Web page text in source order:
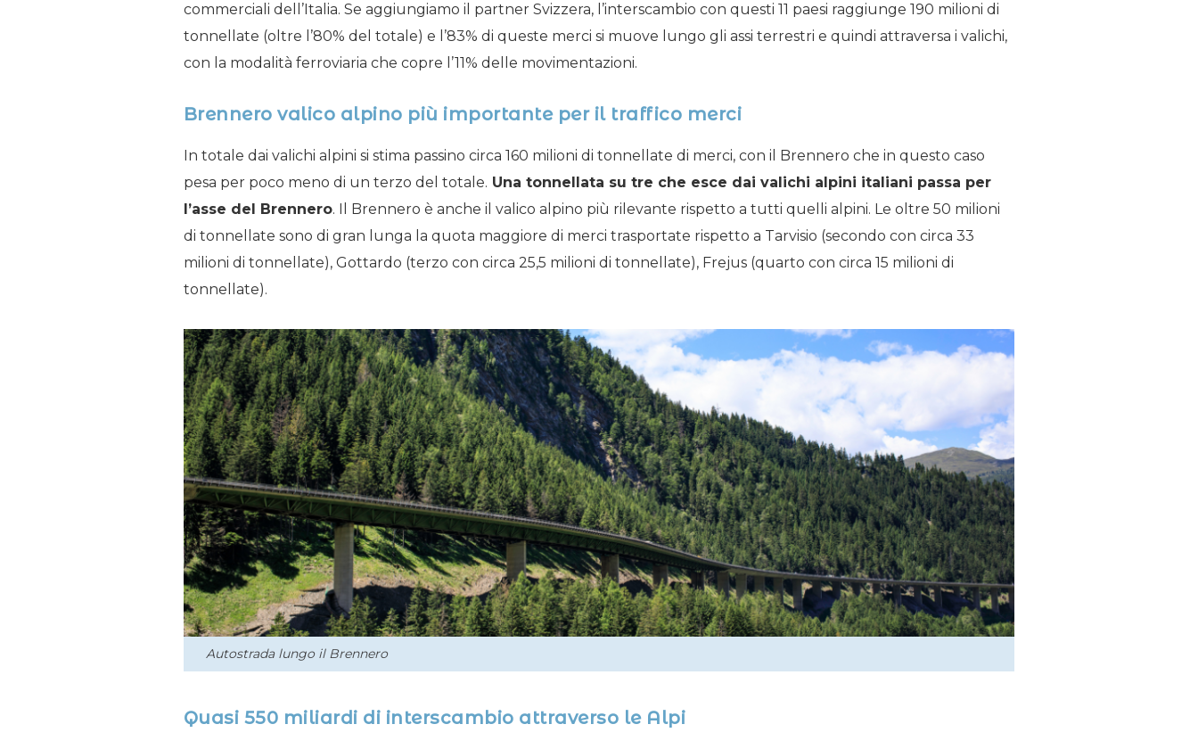
commerciali dell’Italia. Se aggiungiamo il partner Svizzera, l’interscambio con questi 11 paesi raggiunge 190 milioni di
tonnellate (oltre l’80% del totale) e l’83% di queste merci si muove lungo gli assi terrestri e quindi attraversa i valichi,
con la modalità ferroviaria che copre l’11% delle movimentazioni.
Brennero valico alpino più importante per il traffico merci
In totale dai valichi alpini si stima passino circa 160 milioni di tonnellate di merci, con il Brennero che in questo caso
pesa per poco meno di un terzo del totale. Una tonnellata su tre che esce dai valichi alpini italiani passa per
l’asse del Brennero. Il Brennero è anche il valico alpino più rilevante rispetto a tutti quelli alpini. Le oltre 50 milioni
di tonnellate sono di gran lunga la quota maggiore di merci trasportate rispetto a Tarvisio (secondo con circa 33
milioni di tonnellate), Gottardo (terzo con circa 25,5 milioni di tonnellate), Frejus (quarto con circa 15 milioni di
tonnellate).
Autostrada lungo il Brennero
Quasi 550 miliardi di interscambio attraverso le Alpi